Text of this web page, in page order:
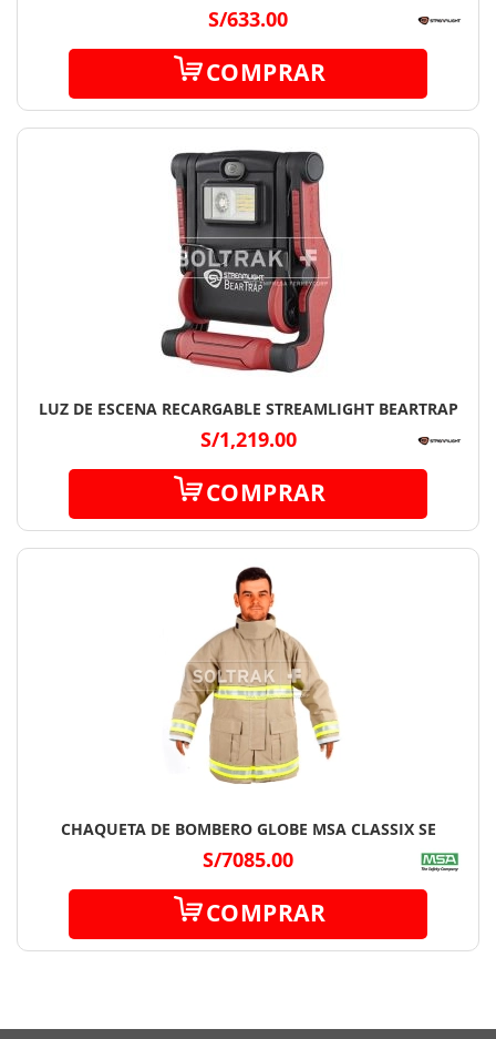
S/633.00
COMPRAR
LUZ DE ESCENA RECARGABLE STREAMLIGHT BEARTRAP
S/1,219.00
COMPRAR
CHAQUETA DE BOMBERO GLOBE MSA CLASSIX SE
S/7085.00
COMPRAR